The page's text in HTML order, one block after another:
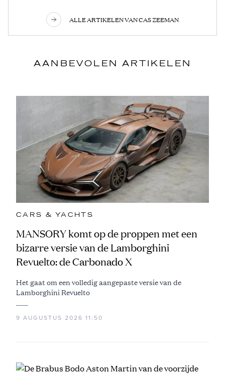
ALLE ARTIKELEN VAN CAS ZEEMAN
AANBEVOLEN ARTIKELEN
CARS & YACHTS
MANSORY komt op de proppen met een
bizarre versie van de Lamborghini
Revuelto: de Carbonado X
Het gaat om een volledig aangepaste versie van de
Lamborghini Revuelto
9 AUGUSTUS 2026 11:50